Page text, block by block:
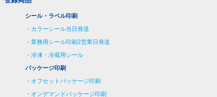
シール・ラベル印刷
カラーシール当日発送
業務用シール印刷2営業日発送
冷凍・冷蔵用シール
パッケージ印刷
オフセットパッケージ印刷
オンデマンドパッケージ印刷